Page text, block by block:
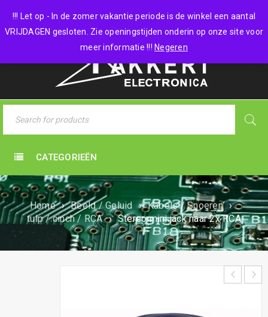
!!! Let op - In de zomer vakantie periode is de winkel een aantal
VRIJDAGEN gesloten. Zie openingstijden onderin op onze site voor
meer informatie !!! Negeren
0 items - €0,00
CATEGORIEËN
Home › Beeld / Geluid › Kabels / Snoeren ›
tulp / cinch / RCA › Stereo mini jack naar 2x RCA